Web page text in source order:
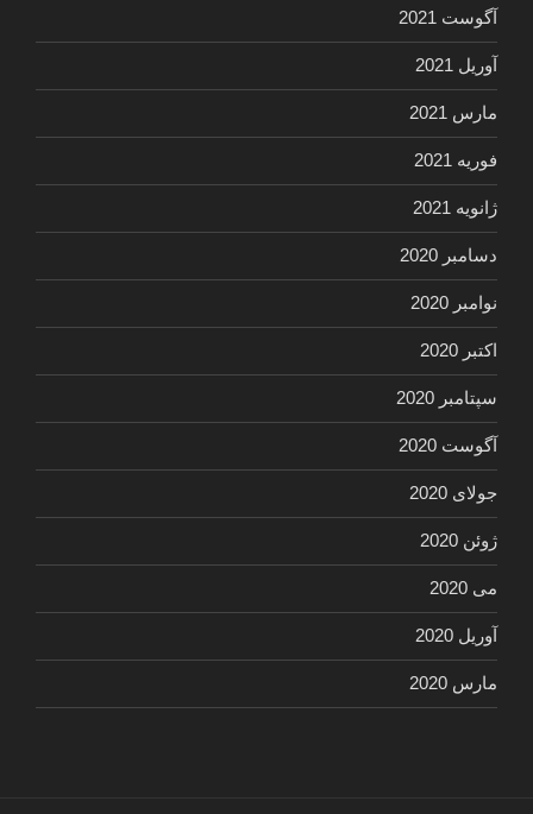
آگوست 2021
آوریل 2021
مارس 2021
فوریه 2021
ژانویه 2021
دسامبر 2020
نوامبر 2020
اکتبر 2020
سپتامبر 2020
آگوست 2020
جولای 2020
ژوئن 2020
می 2020
آوریل 2020
مارس 2020